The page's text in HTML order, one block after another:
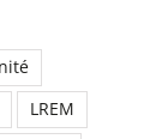
LREM